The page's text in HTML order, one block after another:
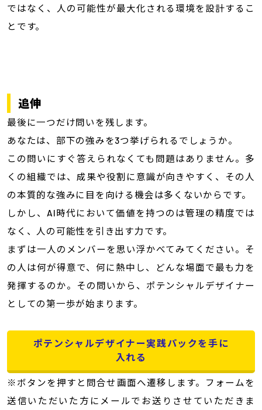
ではなく、人の可能性が最大化される環境を設計するこ
とです。
追伸
最後に一つだけ問いを残します。
あなたは、部下の強みを3つ挙げられるでしょうか。
この問いにすぐ答えられなくても問題はありません。多
くの組織では、成果や役割に意識が向きやすく、その人
の本質的な強みに目を向ける機会は多くないからです。
しかし、AI時代において価値を持つのは管理の精度では
なく、人の可能性を引き出す力です。
まずは一人のメンバーを思い浮かべてみてください。そ
の人は何が得意で、何に熱中し、どんな場面で最も力を
発揮するのか。その問いから、ポテンシャルデザイナー
としての第一歩が始まります。
ポテンシャルデザイナー実践パックを手に
入れる
※ボタンを押すと問合せ画面へ遷移します。フォームを
送信いただいた方にメールでお送りさせていただきま